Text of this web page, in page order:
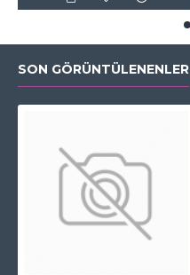
SON GÖRÜNTÜLENENLER